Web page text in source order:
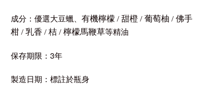
成分：優選大豆蠟、 有機檸檬 / 甜橙 / 葡萄柚 / 佛手
柑 / 乳香 / 桔 / 檸檬馬鞭草等精油
保存期限：3年
製造日期：標註於瓶身